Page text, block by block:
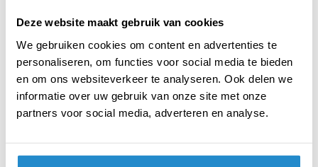
Deze website maakt gebruik van cookies
We gebruiken cookies om content en advertenties te
personaliseren, om functies voor social media te bieden
en om ons websiteverkeer te analyseren. Ook delen we
informatie over uw gebruik van onze site met onze
partners voor social media, adverteren en analyse.
STELLING
Ook vrouwen moeten
paus kunnen worden